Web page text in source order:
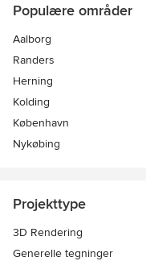
Populære områder
Aalborg
Randers
Herning
Kolding
København
Nykøbing
Projekttype
3D Rendering
Generelle tegninger